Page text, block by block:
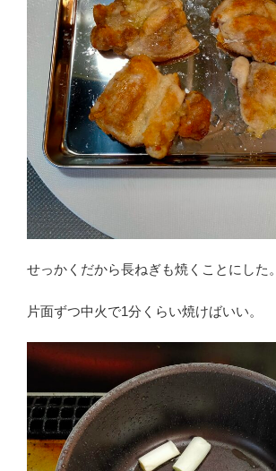
せっかくだから長ねぎも焼くことにした。
片面ずつ中火で1分くらい焼けばいい。